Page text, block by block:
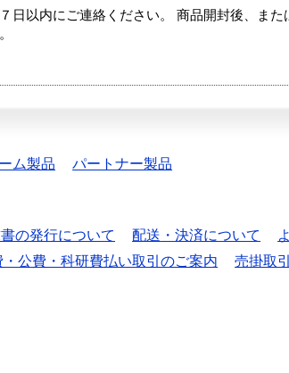
日以内にご連絡ください。 商品開封後、ま
ム製品 パートナー製品
の発行について 配送・決済について
・公費・科研費払い取引のご案内 売掛取